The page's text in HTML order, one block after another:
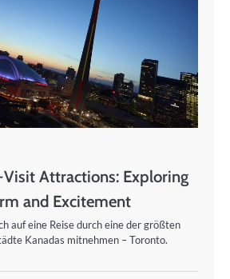
Attractions: Exploring
and Excitement
auf eine Reise durch eine der größten
Kanadas mitnehmen – Toronto.